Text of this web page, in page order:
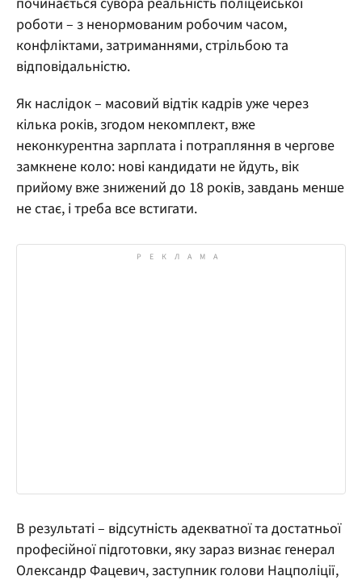
роботи – з ненормованим робочим часом,
конфліктами, затриманнями, стрільбою та
відповідальністю.
Як наслідок – масовий відтік кадрів уже через
кілька років, згодом некомплект, вже
неконкурентна зарплата і потрапляння в чергове
замкнене коло: нові кандидати не йдуть, вік
прийому вже знижений до 18 років, завдань менше
не стає, і треба все встигати.
В результаті – відсутність адекватної та достатньої
професійної підготовки, яку зараз визнає генерал
Олександр Фацевич, заступник голови Нацполіції,